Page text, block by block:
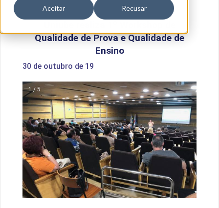
Aceitar Recusar
Qualidade de Prova e Qualidade de
Ensino
30 de outubro de 19
1 / 5